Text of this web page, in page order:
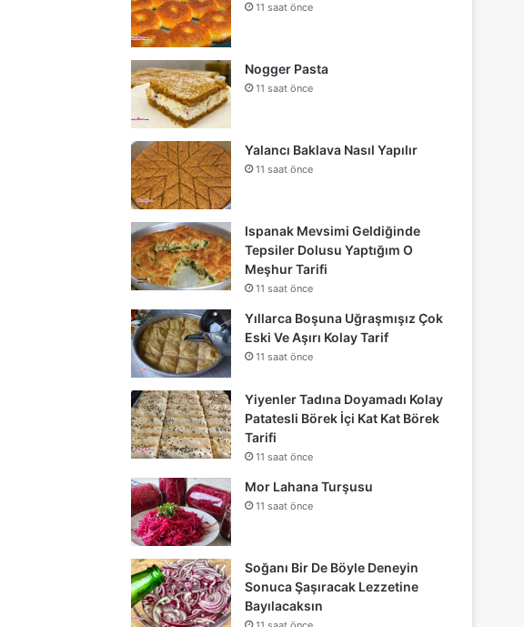
11 saat önce
Nogger Pasta
11 saat önce
Yalancı Baklava Nasıl Yapılır
11 saat önce
Ispanak Mevsimi Geldiğinde
Tepsiler Dolusu Yaptığım O
Meşhur Tarifi
11 saat önce
Yıllarca Boşuna Uğraşmışız Çok
Eski Ve Aşırı Kolay Tarif
11 saat önce
Yiyenler Tadına Doyamadı Kolay
Patatesli Börek İçi Kat Kat Börek
Tarifi
11 saat önce
Mor Lahana Turşusu
11 saat önce
Soğanı Bir De Böyle Deneyin
Sonuca Şaşıracak Lezzetine
Bayılacaksın